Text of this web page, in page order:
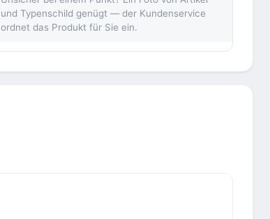
und Typenschild genügt — der Kundenservice
ordnet das Produkt für Sie ein.